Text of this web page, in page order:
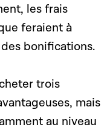
les frais
feraient à
bonifications.
trois
mais
au niveau